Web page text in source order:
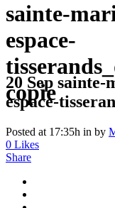
sainte-
espace-
copie
20 Sep sainte-
espace-
Posted at 17:35h in by
0 Likes
Share